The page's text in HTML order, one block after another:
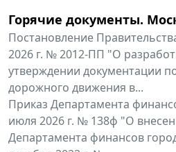
Горячие документы.
Постановление
2026 г. № 2012-ПП "О
утверждении документации
дорожного движения в...
Приказ Департамента
июля 2026 г. № 138ф "О
Департамента финансов